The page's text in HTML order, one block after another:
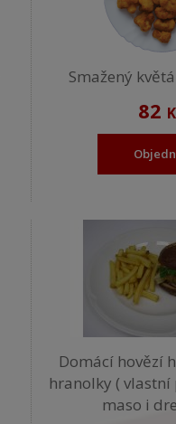
Smažený
82
Domácí hovězí
hranolky ( vlastní
maso i